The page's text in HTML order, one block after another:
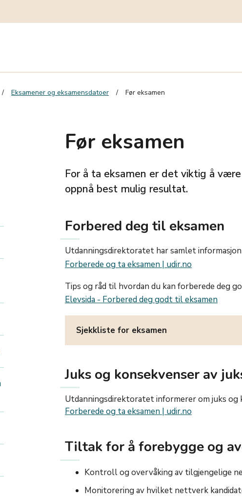
Eksamener og eksamensdatoer Før eksamen
Før eksamen
For å ta eksamen er det viktig å
oppnå best mulig resultat.
Forbered deg til eksamen
Utdanningsdirektoratet har samlet
Forberede og ta eksamen | udir.no
Tips og råd til hvordan du kan forberede deg
Elevsida - Forbered deg godt til eksamen
Sjekkliste for eksamen
Juks og konsekvenser av
Utdanningsdirektoratet informerer om juks og
Forberede og ta eksamen | udir.no
Tiltak for å forebygge og
Kontroll og overvåking av tilgjengelige
Monitorering av hvilket nettverk